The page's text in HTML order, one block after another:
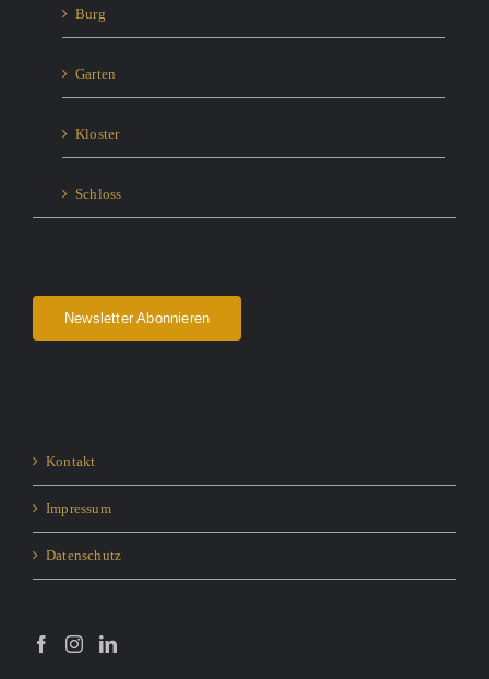
Burg
Garten
Kloster
Schloss
Newsletter Abonnieren
Kontakt
Impressum
Datenschutz